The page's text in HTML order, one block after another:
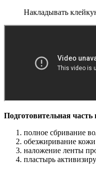
Накладывать
Подготовительная
полное сбривание
обезжиривание
наложение ленты
пластырь